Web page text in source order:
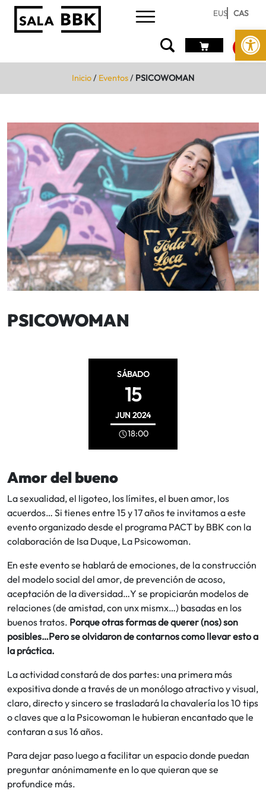
Abrir
EUS CAS
Inicio/ Eventos/ PSICOWOMAN
PSICOWOMAN
SÁBADO
15
JUN2024
18:00
Amor del bueno
La sexualidad, el ligoteo, los límites, el buen amor, los
acuerdos… Si tienes entre 15 y 17 años te invitamos a este
evento organizado desde el programa PACT by BBK con la
colaboración de Isa Duque, La Psicowoman.
En este evento se hablará de emociones, de la construcción
del modelo social del amor, de prevención de acoso,
aceptación de la diversidad…Y se propiciarán modelos de
relaciones (de amistad, con unx mismx…) basadas en los
buenos tratos. Porque otras formas de querer (nos) son
posibles…Pero se olvidaron de contarnos como llevar esto a
la práctica.
La actividad constará de dos partes: una primera más
expositiva donde a través de un monólogo atractivo y visual,
claro, directo y sincero se trasladará la chavalería los 10 tips
o claves que a la Psicowoman le hubieran encantado que le
contaran a sus 16 años.
Para dejar paso luego a facilitar un espacio donde puedan
preguntar anónimamente en lo que quieran que se
profundice más.